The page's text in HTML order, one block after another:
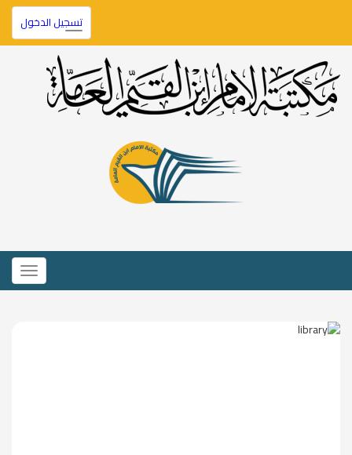
تسجيل الدخول
Toggle
navigation
Toggle